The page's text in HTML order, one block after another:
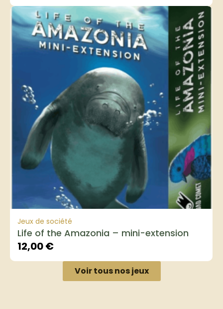
Jeux de société
Life of the Amazonia – mini-extension
12,00€
Voir tous nos jeux